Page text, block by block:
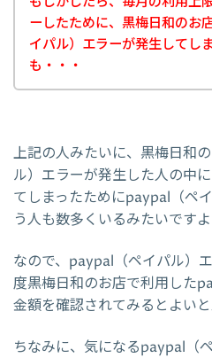
ーしたために、黒梅日和のお
イパル）エラーが発生してし
も・・・
上記の人みたいに、黒梅日和
ル）エラーが発生した人の中
てしまったためにpaypal（ペ
う人も数多くいるみたいですよ
なので、paypal（ペイパル）
度黒梅日和のお店で利用した
金額を確認されてみるとよい
ちなみに、気になるpaypal（